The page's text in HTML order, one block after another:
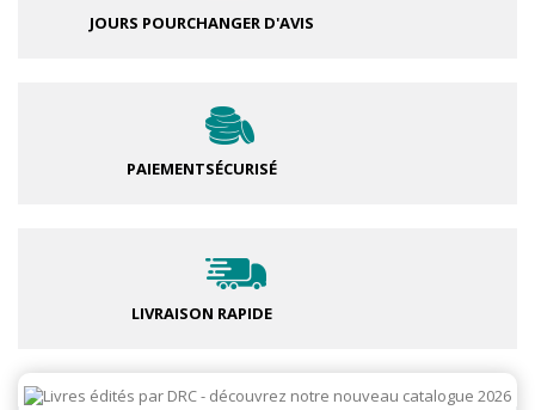
JOURS POURCHANGER D'AVIS
PAIEMENTSÉCURISÉ
LIVRAISON RAPIDE